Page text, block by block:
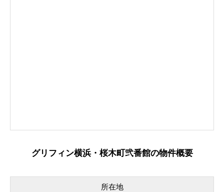
グリフィン横浜・桜木町弐番館の物件概要
所在地